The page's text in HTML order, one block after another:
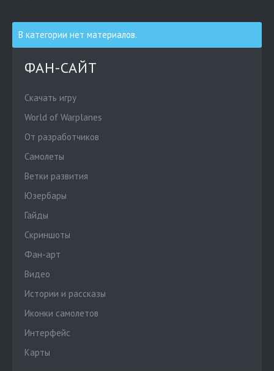
В категории нет материалов.
ФАН-САЙТ
Скачать игру
World of Warplanes
От разработчиков
Cамолеты
Ветки развития
Юзербары
Гайды
Скриншоты
Фан-арт
Видео
Истории и рассказы
Иконки самолетов
Интерфейс
Карты